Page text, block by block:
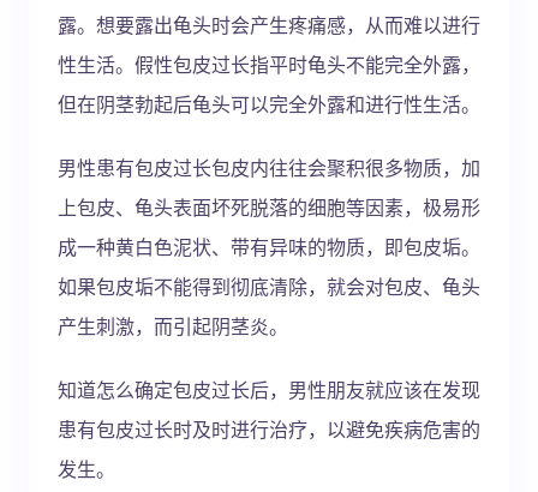
露。想要露出龟头时会产生疼痛感，从而难以进行
性生活。假性包皮过长指平时龟头不能完全外露，
但在阴茎勃起后龟头可以完全外露和进行性生活。
男性患有包皮过长包皮内往往会聚积很多物质，加
上包皮、龟头表面坏死脱落的细胞等因素，极易形
成一种黄白色泥状、带有异味的物质，即包皮垢。
如果包皮垢不能得到彻底清除，就会对包皮、龟头
产生刺激，而引起阴茎炎。
知道怎么确定包皮过长后，男性朋友就应该在发现
患有包皮过长时及时进行治疗，以避免疾病危害的
发生。